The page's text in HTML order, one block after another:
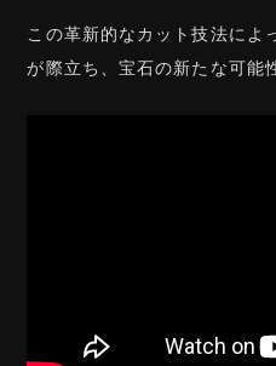
この革新的なカット技法によ
が際立ち、宝石の新たな可能